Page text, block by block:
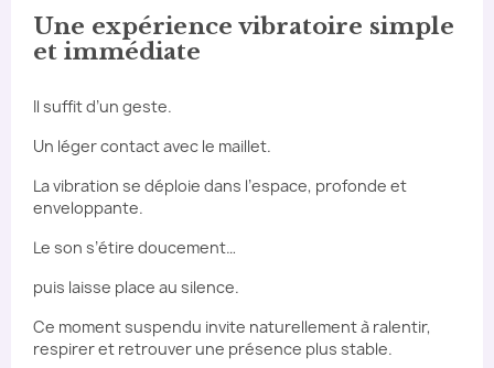
Une expérience vibratoire simple
et immédiate
Il suffit d’un geste.
Un léger contact avec le maillet.
La vibration se déploie dans l’espace, profonde et
enveloppante.
Le son s’étire doucement…
puis laisse place au silence.
Ce moment suspendu invite naturellement à ralentir,
respirer et retrouver une présence plus stable.